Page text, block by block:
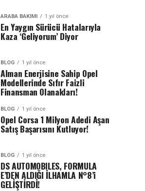
ARABA BAKIMI 1 yıl önce
En Yaygın Sürücü Hatalarıyla
Kaza ‘Geliyorum’ Diyor
BLOG 1 yıl önce
Alman Enerjisine Sahip Opel
Modellerinde Sıfır Faizli
Finansman Olanakları!
BLOG 1 yıl önce
Opel Corsa 1 Milyon Adedi Aşan
Satış Başarısını Kutluyor!
BLOG 1 yıl önce
DS AUTOMOBILES, FORMULA
E’DEN ALDIĞI İLHAMLA N°8’i
GELİŞTİRDİ!